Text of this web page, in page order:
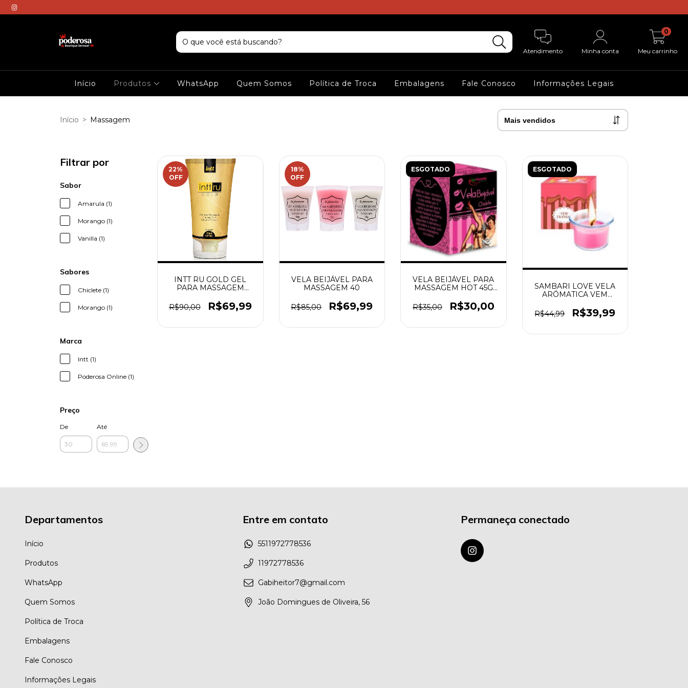
Atendimento Minha conta Meu carrinho
0
Início Produtos WhatsApp Quem Somos Política de Troca Embalagens Fale Conosco Informações Legais
Início > Massagem
Filtrar por
Sabor
Amarula (1)
Morango (1)
Vanilla (1)
Sabores
Chiclete (1)
Morango (1)
Marca
Intt (1)
Poderosa Online (1)
Preço
De Até
22%
OFF
INTT RU GOLD GEL
PARA MASSAGEM
R$90,00
R$69,99
18%
OFF
VELA BEIJÁVEL PARA
MASSAGEM 40
R$85,00 R$69,99
ESGOTADO
VELA BEIJÁVEL PARA
MASSAGEM HOT 45G
R$35,00
R$30,00
ESGOTADO
SAMBARI LOVE VELA
ARÓMATICA VEM
FLOWERS
R$44,99 R$39,99
Departamentos
Início
Produtos
WhatsApp
Quem Somos
Política de Troca
Embalagens
Fale Conosco
Informações Legais
Entre em contato
5511972778536
11972778536
Gabiheitor7@gmail.com
João Domingues de Oliveira, 56
Permaneça conectado